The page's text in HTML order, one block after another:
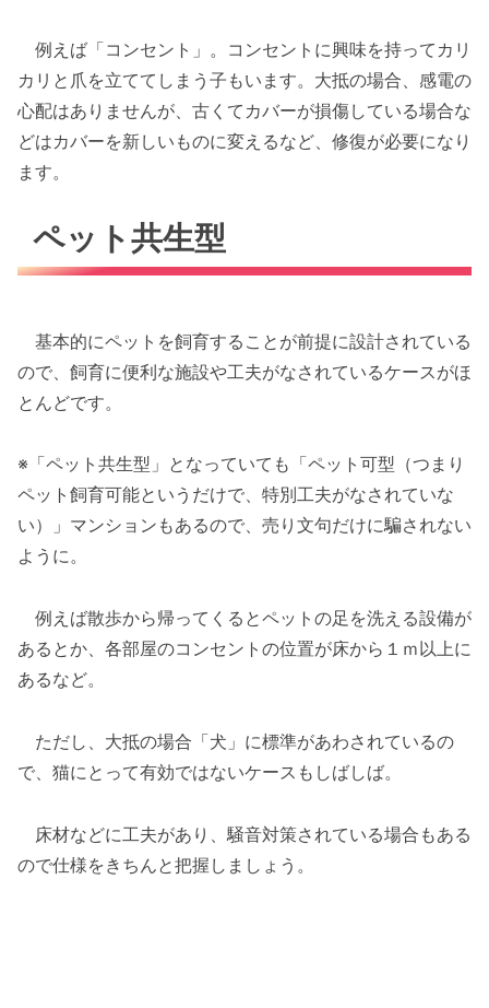
例えば「コンセント」。コンセントに興味を持ってカリ
カリと爪を立ててしまう子もいます。大抵の場合、感電の
心配はありませんが、古くてカバーが損傷している場合な
どはカバーを新しいものに変えるなど、修復が必要になり
ます。
ペット共生型
基本的にペットを飼育することが前提に設計されている
ので、飼育に便利な施設や工夫がなされているケースがほ
とんどです。
※「ペット共生型」となっていても「ペット可型（つまり
ペット飼育可能というだけで、特別工夫がなされていな
い）」マンションもあるので、売り文句だけに騙されない
ように。
例えば散歩から帰ってくるとペットの足を洗える設備が
あるとか、各部屋のコンセントの位置が床から１ｍ以上に
あるなど。
ただし、大抵の場合「犬」に標準があわされているの
で、猫にとって有効ではないケースもしばしば。
床材などに工夫があり、騒音対策されている場合もある
ので仕様をきちんと把握しましょう。